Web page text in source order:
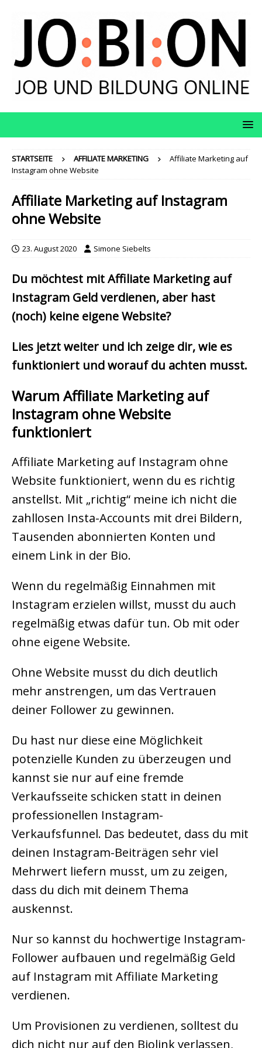
STARTSEITE AFFILIATE MARKETING
Affiliate Marketing auf
Instagram ohne Website
Affiliate Marketing auf Instagram
ohne Website
23. August 2020 Simone Siebelts
Du möchtest mit Affiliate Marketing auf
Instagram Geld verdienen, aber hast
(noch) keine eigene Website?
Lies jetzt weiter und ich zeige dir, wie es
funktioniert und worauf du achten musst.
Warum Affiliate Marketing auf
Instagram ohne Website
funktioniert
Affiliate Marketing auf Instagram ohne
Website funktioniert, wenn du es richtig
anstellst. Mit „richtig“ meine ich nicht die
zahllosen Insta-Accounts mit drei Bildern,
Tausenden abonnierten Konten und
einem Link in der Bio.
Wenn du regelmäßig Einnahmen mit
Instagram erzielen willst, musst du auch
regelmäßig etwas dafür tun. Ob mit oder
ohne eigene Website.
Ohne Website musst du dich deutlich
mehr anstrengen, um das Vertrauen
deiner Follower zu gewinnen.
Du hast nur diese eine Möglichkeit
potenzielle Kunden zu überzeugen und
kannst sie nur auf eine fremde
Verkaufsseite schicken statt in deinen
professionellen Instagram-
Verkaufsfunnel. Das bedeutet, dass du mit
deinen Instagram-Beiträgen sehr viel
Mehrwert liefern musst, um zu zeigen,
dass du dich mit deinem Thema
auskennst.
Nur so kannst du hochwertige Instagram-
Follower aufbauen und regelmäßig Geld
auf Instagram mit Affiliate Marketing
verdienen.
Um Provisionen zu verdienen, solltest du
dich nicht nur auf den Biolink verlassen,